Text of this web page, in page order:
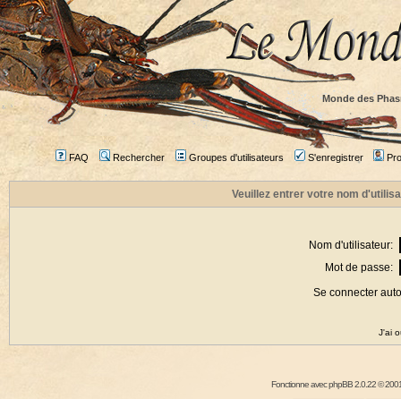
Monde des
FAQ Rechercher Groupes d'utilisateurs S'enregistrer
Veuillez entrer votre nom
Nom d'utilisateur:
Mot de passe:
Se connecter
J'ai
Fonctionne avecphpBB2.0.22 ©